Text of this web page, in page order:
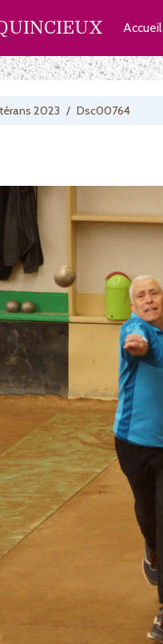
Accueil
2023 / Dsc00764